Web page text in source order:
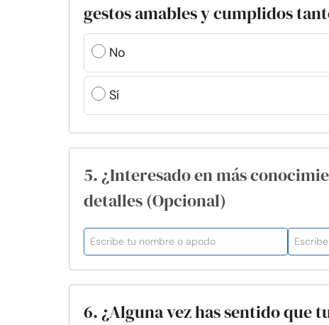
gestos amables y cumplidos
No
Sí
5. ¿Interesado en más
detalles (Opcional)
6. ¿Alguna vez has sentido que